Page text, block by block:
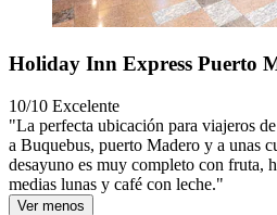
Holiday Inn Express Puerto
10/10 Excelente
"La perfecta ubicación para viajeros
a Buquebus, puerto Madero y a unas
desayuno es muy completo con fruta,
medias lunas y café con leche."
Ver menos